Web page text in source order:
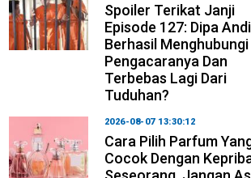
Spoiler Terikat Janji
Episode 127: Dipa
Berhasil Menghubungi
Pengacaranya Dan
Terbebas Lagi Dari
Tuduhan?
2026-08-07 13:30:12
Cara Pilih Parfum
Cocok Dengan